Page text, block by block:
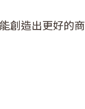
創造出更好的商